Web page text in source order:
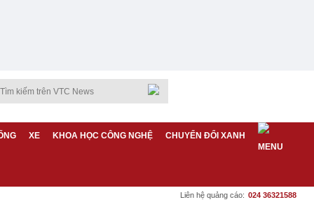
XE KHOA HỌC CÔNG NGHỆ CHUYỂN ĐỔI XANH
Liên hệ quảng cáo: 024 36321588